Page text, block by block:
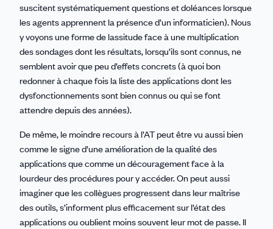
suscitent systématiquement questions et doléances lorsque
les agents apprennent la présence d’un informaticien). Nous
y voyons une forme de lassitude face à une multiplication
des sondages dont les résultats, lorsqu’ils sont connus, ne
semblent avoir que peu d’effets concrets (à quoi bon
redonner à chaque fois la liste des applications dont les
dysfonctionnements sont bien connus ou qui se font
attendre depuis des années).
De même, le moindre recours à l’AT peut être vu aussi bien
comme le signe d’une amélioration de la qualité des
applications que comme un découragement face à la
lourdeur des procédures pour y accéder. On peut aussi
imaginer que les collègues progressent dans leur maîtrise
des outils, s’informent plus efficacement sur l’état des
applications ou oublient moins souvent leur mot de passe. Il